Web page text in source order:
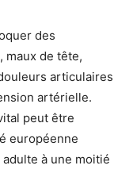
des
maux de tête,
articulaires
artérielle.
peut être
européenne
à une moitié